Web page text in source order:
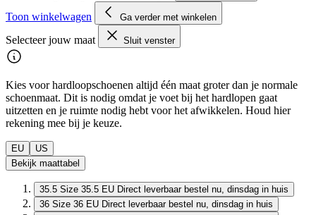
Toon winkelwagen Ga verder met winkelen
Selecteer jouw maat Sluit venster
Kies voor hardloopschoenen altijd één maat groter dan je normale
schoenmaat. Dit is nodig omdat je voet bij het hardlopen gaat
uitzetten en je ruimte nodig hebt voor het afwikkelen. Houd hier
rekening mee bij je keuze.
EU
US
Bekijk maattabel
35.5 Size 35.5 EU Direct leverbaar bestel nu, dinsdag in huis
36 Size 36 EU Direct leverbaar bestel nu, dinsdag in huis